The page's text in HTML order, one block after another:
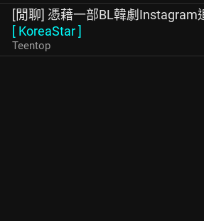
[閒聊] 憑藉一部BL韓劇Instagram
[ KoreaStar]
Teentop